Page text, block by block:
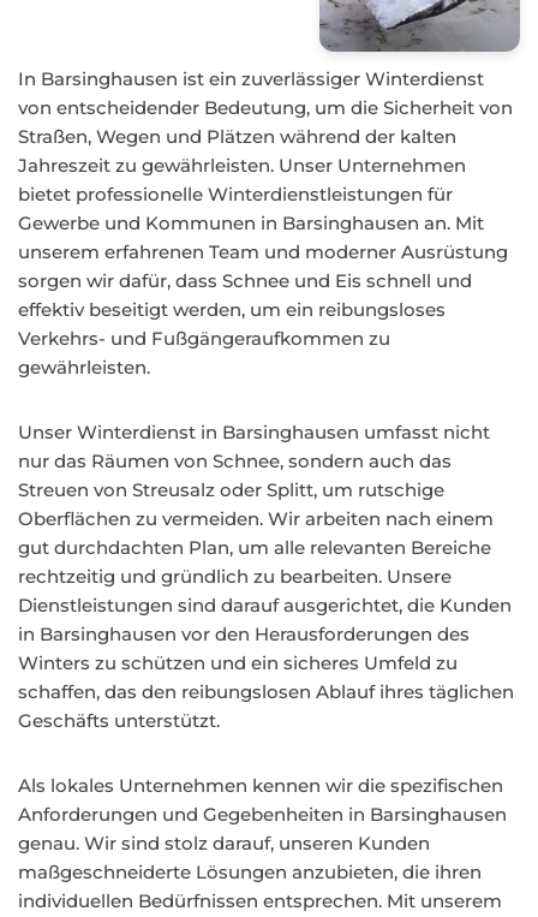
In Barsinghausen ist ein zuverlässiger Winterdienst
von entscheidender Bedeutung, um die Sicherheit von
Straßen, Wegen und Plätzen während der kalten
Jahreszeit zu gewährleisten. Unser Unternehmen
bietet professionelle Winterdienstleistungen für
Gewerbe und Kommunen in Barsinghausen an. Mit
unserem erfahrenen Team und moderner Ausrüstung
sorgen wir dafür, dass Schnee und Eis schnell und
effektiv beseitigt werden, um ein reibungsloses
Verkehrs- und Fußgängeraufkommen zu
gewährleisten.
Unser Winterdienst in Barsinghausen umfasst nicht
nur das Räumen von Schnee, sondern auch das
Streuen von Streusalz oder Splitt, um rutschige
Oberflächen zu vermeiden. Wir arbeiten nach einem
gut durchdachten Plan, um alle relevanten Bereiche
rechtzeitig und gründlich zu bearbeiten. Unsere
Dienstleistungen sind darauf ausgerichtet, die Kunden
in Barsinghausen vor den Herausforderungen des
Winters zu schützen und ein sicheres Umfeld zu
schaffen, das den reibungslosen Ablauf ihres täglichen
Geschäfts unterstützt.
Als lokales Unternehmen kennen wir die spezifischen
Anforderungen und Gegebenheiten in Barsinghausen
genau. Wir sind stolz darauf, unseren Kunden
maßgeschneiderte Lösungen anzubieten, die ihren
individuellen Bedürfnissen entsprechen. Mit unserem